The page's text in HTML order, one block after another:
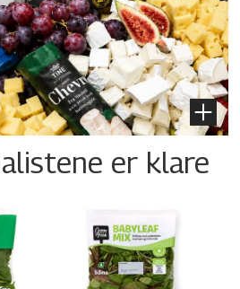
er klare